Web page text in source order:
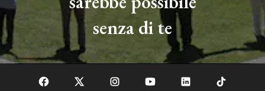
senza di te